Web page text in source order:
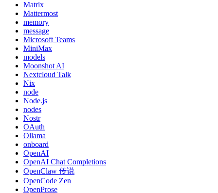
Matrix
Mattermost
memory
message
Microsoft Teams
MiniMax
models
Moonshot AI
Nextcloud Talk
Nix
node
Node.js
nodes
Nostr
OAuth
Ollama
onboard
OpenAI
OpenAI Chat Completions
OpenClaw 传说
OpenCode Zen
OpenProse